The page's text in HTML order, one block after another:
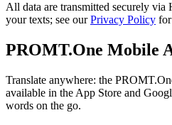
All data are transmitted securely
your texts; see ourPrivacy Policy
PROMT.One Mobile
Translate anywhere: the
available in the App Store and
words on the go.